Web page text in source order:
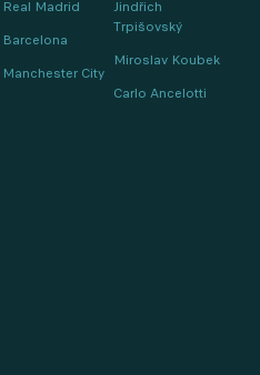
Real Madrid
Barcelona
Manchester City
Jindřich
Trpišovský
Miroslav Koubek
Carlo Ancelotti